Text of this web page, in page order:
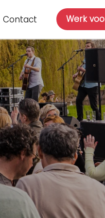
Contact Werk